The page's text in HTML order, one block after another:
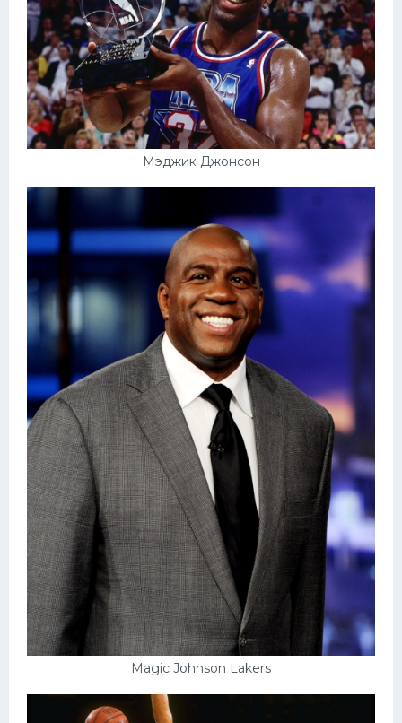
Мэджик Джонсон
Magic Johnson Lakers